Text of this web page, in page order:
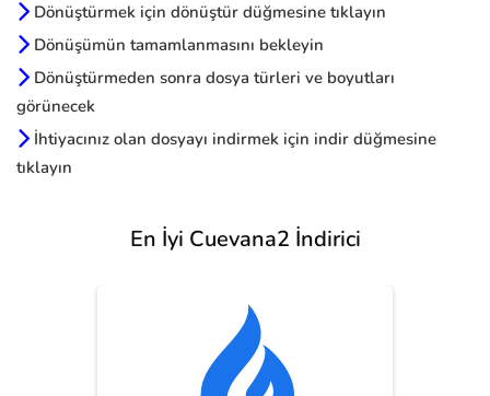
Dönüştürmek için dönüştür düğmesine tıklayın
Dönüşümün tamamlanmasını bekleyin
Dönüştürmeden sonra dosya türleri ve boyutları
görünecek
İhtiyacınız olan dosyayı indirmek için indir düğmesine
tıklayın
En İyi Cuevana2 İndirici